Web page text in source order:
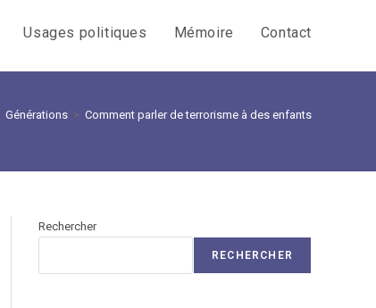
Usages politiques Mémoire Contact
Générations > Comment parler de terrorisme à des enfants
Rechercher
RECHERCHER